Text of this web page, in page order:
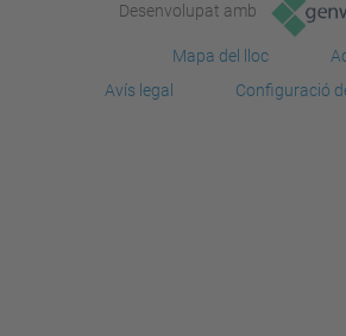
Desenvolupat amb
Mapa del lloc
Avís legal
Configuració